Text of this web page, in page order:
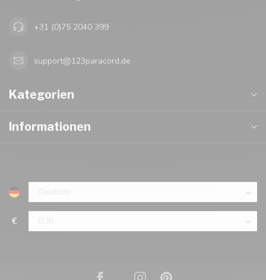
+31 (0)75 2040 399
support@123paracord.de
Kategorien
Informationen
€